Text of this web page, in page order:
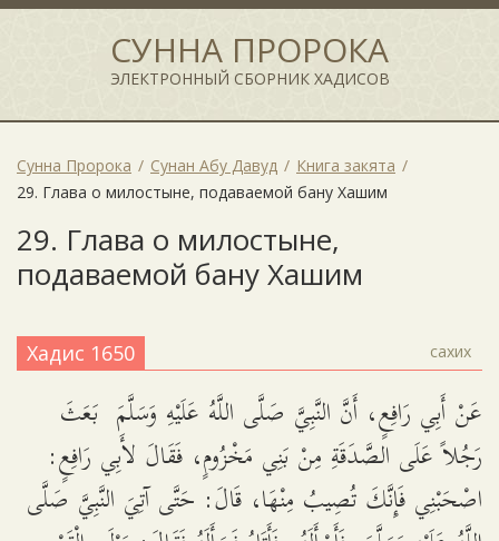
СУННА ПРОРОКА
ЭЛЕКТРОННЫЙ СБОРНИК ХАДИСОВ
Сунна Пророка Сунан Абу Давуд
Книга закята
29. Глава о милостыне, подаваемой бану Хашим
29. Глава о милостыне,
подаваемой бану Хашим
Хадис 1650 сахих
عَنْ أَبِي رَافِعٍ، أَنَّ النَّبِيَّ صَلَّى اللَّهُ عَلَيْهِ وَسَلَّمَ بَعَثَ
رَجُلاً عَلَى الصَّدَقَةِ مِنْ بَنِي مَخْزُومٍ، فَقَالَ لأَبِي رَافِعٍ:
اصْحَبْنِي فَإِنَّكَ تُصِيبُ مِنْهَا، قَالَ: حَتَّى آتِيَ النَّبِيَّ صَلَّى